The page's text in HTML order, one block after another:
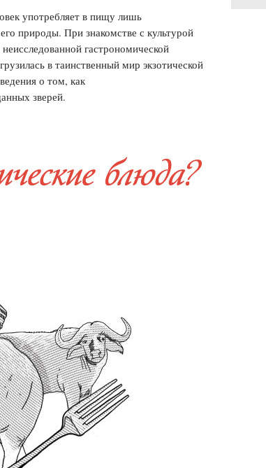
употребляет в пищу лишь
природы. При знакомстве с культурой
гастрономической
в таинственный мир экзотической
о том, как
зверей.